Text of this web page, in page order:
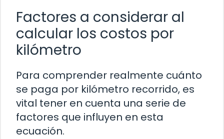
Factores a considerar al
calcular los costos por
kilómetro
Para comprender realmente cuánto
se paga por kilómetro recorrido, es
vital tener en cuenta una serie de
factores que influyen en esta
ecuación.